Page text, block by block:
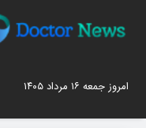
امروز جمعه ۱۶ مرداد ۱۴۰۵